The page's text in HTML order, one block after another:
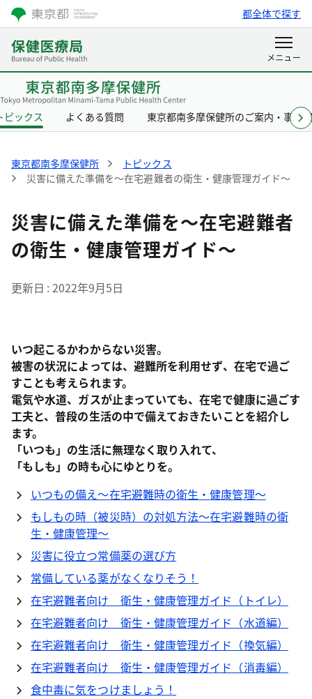
都全体で探す
ピックス よくある質問 東京都南多摩保健所のご案内・事業
東京都南多摩保健所
トピックス
災害に備えた準備を～在宅避難者の衛生・健康管理ガイド～
災害に備えた準備を～在宅避難者
の衛生・健康管理ガイド～
更新日 2022年9月5日
いつ起こるかわからない災害。
被害の状況によっては、避難所を利用せず、在宅で過ご
すことも考えられます。
電気や水道、ガスが止まっていても、在宅で健康に過ごす
工夫と、普段の生活の中で備えておきたいことを紹介し
ます。
「いつも」の生活に無理なく取り入れて、
「もしも」の時も心にゆとりを。
いつもの備え～在宅避難時の衛生・健康管理～
もしもの時（被災時）の対処方法～在宅避難時の衛
生・健康管理～
災害に役立つ常備薬の選び方
常備している薬がなくなりそう！
在宅避難者向け 衛生・健康管理ガイド（トイレ）
在宅避難者向け 衛生・健康管理ガイド（水道編）
在宅避難者向け 衛生・健康管理ガイド（換気編）
在宅避難者向け 衛生・健康管理ガイド（消毒編）
食中毒に気をつけましょう！